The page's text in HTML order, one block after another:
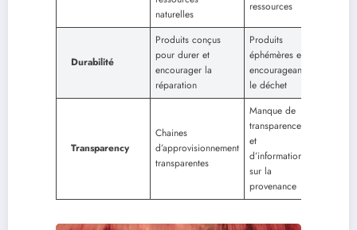
naturelles
ressources
Durabilité
Produits conçus
pour durer et
encourager la
réparation
Produits
éphémères et
encourageant
le déchet
Transparency
Chaines
d’approvisionnement
transparentes
Manque de
transparence
et
d’information
sur la
provenance